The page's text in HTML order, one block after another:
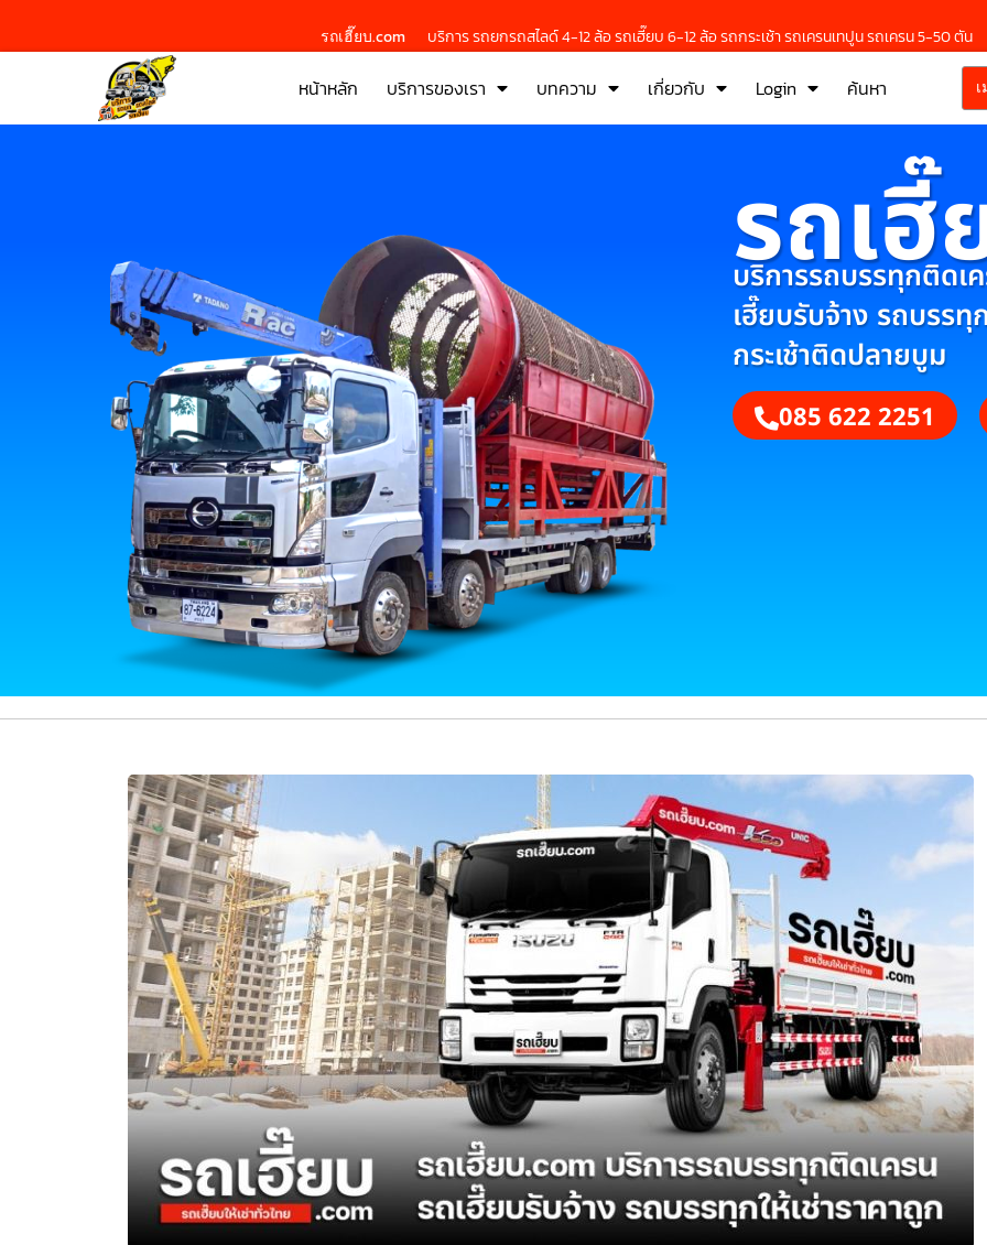
รถเฮี๊ยบ.com บริการ รถยกรถสไลด์ 4-12 ล้อ รถเฮี๊ยบ 6-12 ล้อ รถกระเช้า รถเครนเทปูน รถเครน 5-50 ตัน
หน้าหลัก บริการของเรา บทความ เกี่ยวกับ Login ค้นหา
รถเฮี๊
บริการรถบรรทุกติดเ
เฮี๊ยบรับจ้าง รถบรรทุ
กระเช้าติดปลายบูม
085 622 2251